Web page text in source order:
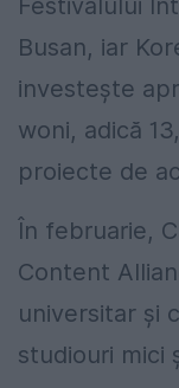
Festivalului
Busan, iar
investește
woni, adică
proiecte de
În februarie,
Content
universitar și
studiouri mici